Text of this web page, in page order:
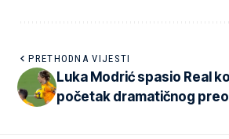
PRETHODNA VIJESTI
Luka Modrić spasio Real
početak dramatičnog